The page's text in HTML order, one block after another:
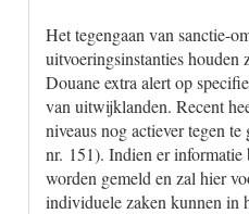
Het tegengaan van sanctie-
uitvoeringsinstanties houden
Douane extra alert op
van uitwijklanden. Recent
niveaus nog actiever tegen
nr. 151). Indien er informatie
worden gemeld en zal hier
individuele zaken kunnen in